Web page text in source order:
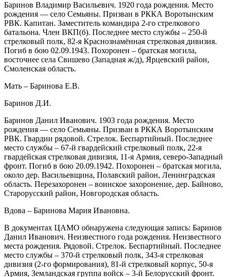
Баринов Владимир Васильевич. 1920 года рождения. Место
рождения — село Семьяны. Призван в РККА Воротынским
РВК. Капитан. Заместитель командира 2-го стрелкового
батальона. Член ВКП(б). Последнее место службы – 250-й
стрелковый полк, 82-я Краснознамённая стрелковая дивизия.
Погиб в бою 02.09.1943. Похоронен – братская могила,
восточнее села Свишево (Западная ж/д), Ярцевский район,
Смоленская область.
Мать – Баринова Е.В.
Баринов Д.И.
Баринов Данил Иванович. 1903 года рождения. Место
рождения — село Семьяны. Призван в РККА Воротынским
РВК. Гвардии рядовой. Стрелок. Беспартийный. Последнее
место службы – 67-й гвардейский стрелковый полк, 22-я
гвардейская стрелковая дивизия, 11-я Армия, северо-Западный
фронт. Погиб в бою 20.09.1942. Похоронен – братская могила,
около дер. Васильевщина, Полавский район, Ленинградская
область. Перезахоронен – воинское захоронение, дер. Байново,
Старорусский район, Новгородская область.
Вдова – Баринова Мария Ивановна.
В документах ЦАМО обнаружена следующая запись: Баринов
Данил Иванович. Неизвестного года рождения. Неизвестного
места рождения. Рядовой. Стрелок. Беспартийный. Последнее
место службы – 370-й стрелковый полк, 343-я стрелковая
дивизия (2-го формирования), 81-й стрелковый корпус, 50-я
Армия, Земландская группа войск – 3-й Белорусский фронт.